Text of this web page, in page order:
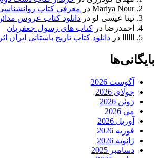
Mariya Nour در معرفی کتاب
تینا عیسی لو در دانلود کتاب عروس
احمدرضا در کتاب های رسول جعفریان
در دانلود کتاب تاریخ باستانی
بایگانی‌ها
آگوست 2026
جولای 2026
ژوئن 2026
می 2026
آوریل 2026
فوریه 2026
ژانویه 2026
دسامبر 2025